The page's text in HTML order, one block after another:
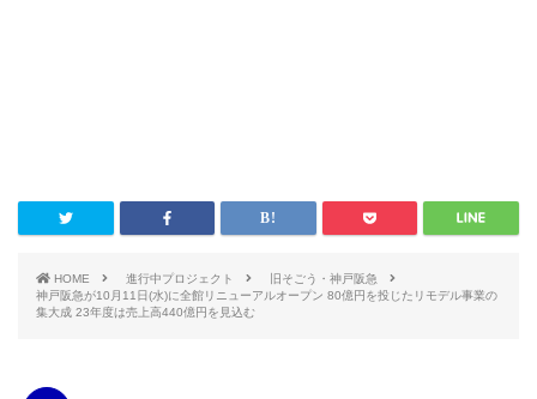
HOME 進行中プロジェクト
旧そごう・神戸阪急
神戸阪急が10月11日(水)に全館リニューアルオープン 80億円を投じたリモデル事業の
集大成 23年度は売上高440億円を見込む